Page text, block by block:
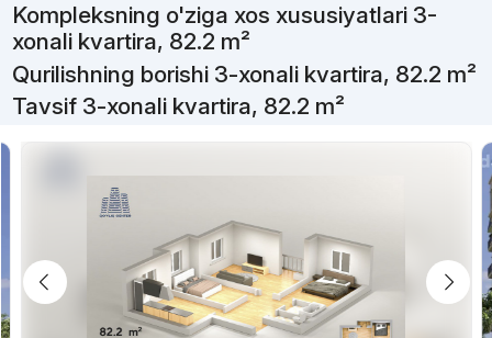
Kompleksning o'ziga xos xususiyatlari 3-
xonali kvartira, 82.2 m²
Qurilishning borishi 3-xonali kvartira, 82.2 m²
Tavsif 3-xonali kvartira, 82.2 m²